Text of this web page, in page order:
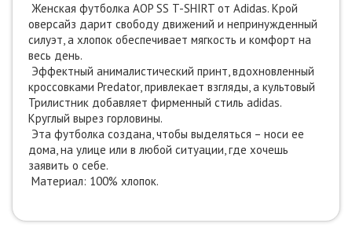
Женская футболка AOP SS T-SHIRT от Adidas. Крой
оверсайз дарит свободу движений и непринужденный
силуэт, а хлопок обеспечивает мягкость и комфорт на
весь день.
Эффектный анималистический принт, вдохновленный
кроссовками Predator, привлекает взгляды, а культовый
Трилистник добавляет фирменный стиль adidas.
Круглый вырез горловины.
Эта футболка создана, чтобы выделяться – носи ее
дома, на улице или в любой ситуации, где хочешь
заявить о себе.
Материал: 100% хлопок.